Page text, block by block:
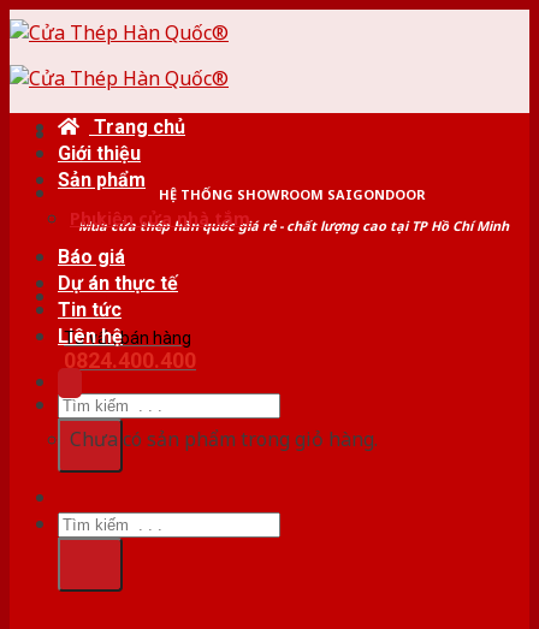
Skip
content
HỆ THỐNG SHOWROOM SAIGONDOOR
Mua cửa thép hàn quốc giá rẻ - chất lượng cao tại TP Hồ Chí Minh
Tư vấn bán hàng
0824.400.400
Tìm
kiếm:
Trang chủ
Giới thiệu
Sản phẩm
Phụ kiện cửa nhà tắm
Báo giá
Dự án thực tế
Tin tức
Liên hệ
Chưa có sản phẩm trong giỏ hàng.
Tìm
kiếm: